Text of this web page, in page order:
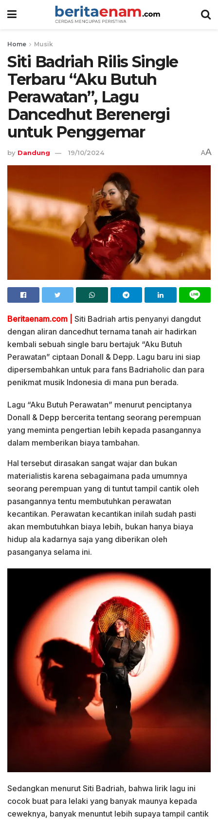
Home Musik
Siti Badriah Rilis Single
Terbaru “Aku Butuh
Perawatan”, Lagu
Dancedhut Berenergi
untuk Penggemar
by Dandung 19/10/2024 AA
Beritaenam.com |
Siti Badriah artis penyanyi dangdut
dengan aliran dancedhut ternama tanah air hadirkan
kembali sebuah single baru bertajuk “Aku Butuh
Perawatan” ciptaan Donall & Depp. Lagu baru ini siap
dipersembahkan untuk para fans Badriaholic dan para
penikmat musik Indonesia di mana pun berada.
Lagu “Aku Butuh Perawatan” menurut penciptanya
Donall & Depp bercerita tentang seorang perempuan
yang meminta pengertian lebih kepada pasangannya
dalam memberikan biaya tambahan.
Hal tersebut dirasakan sangat wajar dan bukan
materialistis karena sebagaimana pada umumnya
seorang perempuan yang di tuntut tampil cantik oleh
pasangannya tentu membutuhkan perawatan
kecantikan. Perawatan kecantikan inilah sudah pasti
akan membutuhkan biaya lebih, bukan hanya biaya
hidup ala kadarnya saja yang diberikan oleh
pasanganya selama ini.
Sedangkan menurut Siti Badriah, bahwa lirik lagu ini
cocok buat para lelaki yang banyak maunya kepada
ceweknya, banyak menuntut lebih supaya tampil cantik